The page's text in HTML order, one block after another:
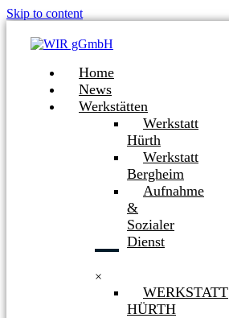
Skip to content
Home
News
Werkstätten
Werkstatt
Hürth
Werkstatt
Bergheim
Aufnahme
&
Sozialer
Dienst
×
WERKSTATT
HÜRTH